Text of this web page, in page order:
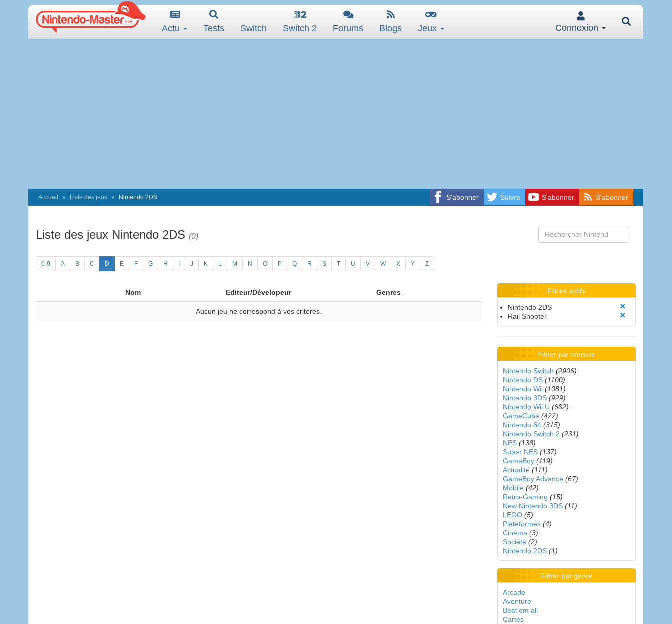
Actu Tests Switch Switch 2 Forums Blogs Jeux Connexion
S'abonner Suivre S'abonner S'abonner
Accueil Liste des jeux Nintendo 2DS
Liste des jeux Nintendo 2DS (0)
0-9 A B C D E F G H J K L M N O P Q R S T U V W X Y Z
Nom Editeur/Dévelopeur Genres
Aucun jeu ne correspond à vos critères.
Filtres actifs
Nintendo 2DS
Rail Shooter
Filtrer par console
Nintendo Switch (2906)
Nintendo DS (1100)
Nintendo Wii (1081)
Nintendo 3DS (929)
Nintendo Wii U (682)
GameCube (422)
Nintendo 64 (315)
Nintendo Switch 2 (231)
NES (138)
Super NES (137)
GameBoy (119)
Actualité (111)
GameBoy Advance (67)
Mobile (42)
Retro-Gaming (15)
New Nintendo 3DS (11)
LEGO (5)
Plateformes (4)
Cinéma (3)
Société (2)
Nintendo 2DS (1)
Filtrer par genre
Arcade
Aventure
Beat'em all
Cartes